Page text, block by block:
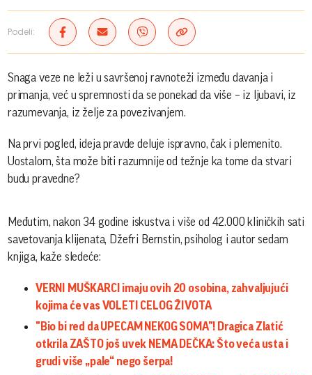
Podeli:
Snaga veze ne leži u savršenoj ravnoteži između davanja i
primanja, već u spremnosti da se ponekad da više – iz ljubavi, iz
razumevanja, iz želje za povezivanjem.
Na prvi pogled, ideja pravde deluje ispravno, čak i plemenito.
Uostalom, šta može biti razumnije od težnje ka tome da stvari
budu pravedne?
Međutim, nakon 34 godine iskustva i više od 42.000 kliničkih sati
savetovanja klijenata, Džefri Bernstin, psiholog i autor sedam
knjiga, kaže sledeće:
VERNI MUŠKARCI imaju ovih 20 osobina, zahvaljujući
kojima će vas VOLETI CELOG ŽIVOTA
"Bio bi red da UPECAM NEKOG SOMA"! Dragica Zlatić
otkrila ZAŠTO još uvek NEMA DEČKA: Što veća usta i
grudi više „pale“ nego šerpa!